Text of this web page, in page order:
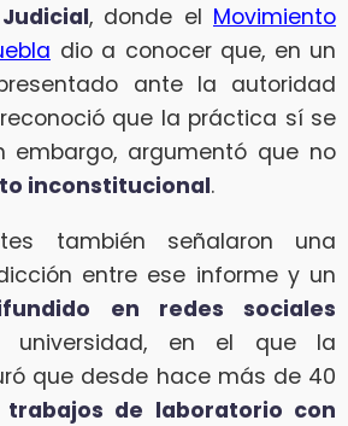
, donde el Movimiento
dio a conocer que, en un
ante la autoridad
reconoció que la práctica sí se
embargo, argumentó que no
inconstitucional.
también señalaron una
entre ese informe y un
en redes sociales
universidad, en el que la
que desde hace más de 40
trabajos de laboratorio con